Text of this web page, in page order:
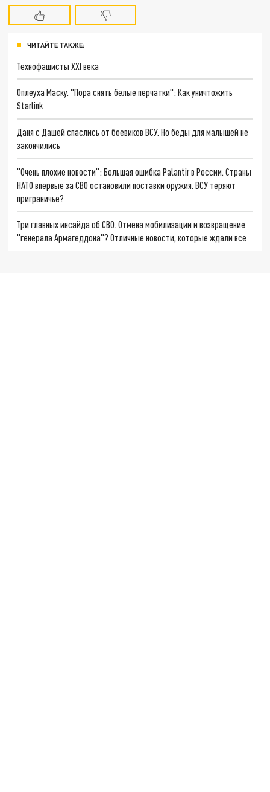
ЧИТАЙТЕ ТАКЖЕ:
Технофашисты XXI века
Оплеуха Маску. "Пора снять белые перчатки": Как уничтожить
Starlink
Даня с Дашей спаслись от боевиков ВСУ. Но беды для малышей не
закончились
"Очень плохие новости": Большая ошибка Palantir в России. Страны
НАТО впервые за СВО остановили поставки оружия. ВСУ теряют
приграничье?
Три главных инсайда об СВО. Отмена мобилизации и возвращение
"генерала Армагеддона"? Отличные новости, которые ждали все